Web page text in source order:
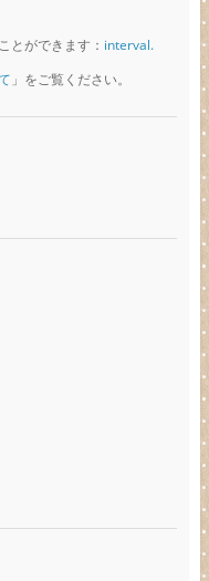
とができます： interval.
」をご覧ください。